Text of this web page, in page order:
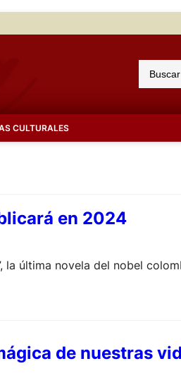
u
a
CULTURALES
en 2024
la última novela del nobel
de nuestras